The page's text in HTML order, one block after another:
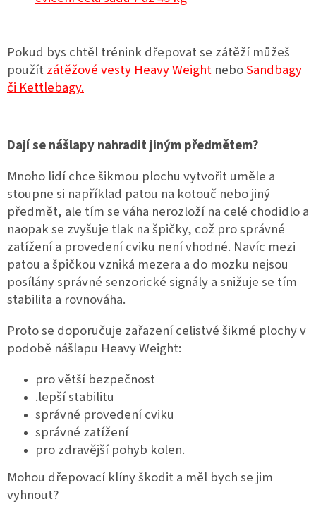
Pokud bys chtěl trénink dřepovat se zátěží můžeš
použítzátěžové vesty Heavy Weight neboSandbagy
či Kettlebagy.
Dají se nášlapy nahradit jiným předmětem?
Mnoho lidí chce šikmou plochu vytvořit uměle a
stoupne si například patou na kotouč nebo jiný
předmět, ale tím se váha nerozloží na celé chodidlo a
naopak se zvyšuje tlak na špičky, což pro správné
zatížení a provedení cviku není vhodné. Navíc mezi
patou a špičkou vzniká mezera a do mozku nejsou
posílány správné senzorické signály a snižuje se tím
stabilita a rovnováha.
Proto se doporučuje zařazení celistvé šikmé plochy v
podobě nášlapu Heavy Weight:
pro větší bezpečnost
.lepší stabilitu
správné provedení cviku
správné zatížení
pro zdravější pohyb kolen.
Mohou dřepovací klíny škodit a měl bych se jim
vyhnout?